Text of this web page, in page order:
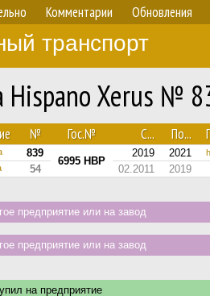
Комментарии Обновления
транспорт
Hispano Xerus №
№ Гос.№ С... По...
839
6995 HBP
2019 2021
54 02.2011 2019
предприятие или на завод
предприятие или на завод
на предприятие